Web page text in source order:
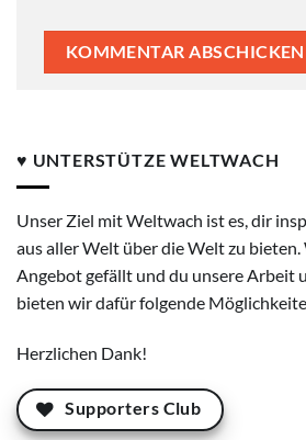
♥ UNTERSTÜTZE WELTWACH
Unser Ziel mit Weltwach ist es, dir
aus aller Welt über die Welt zu
Angebot gefällt und du unsere Arbeit
bieten wir dafür folgende
Herzlichen Dank!
Supporters Club